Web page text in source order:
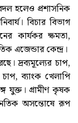
হলেও প্রশাসনিক
বিচার বিভাগ
কার্যকর ক্ষমতা,
এজেন্ডার কেন্দ্র।
দ্রব্যমূল্যের চাপ,
ব্যাংক খেলাপি
যুক্ত। গ্রামীণ কৃষক
অসন্তোষে রূপ